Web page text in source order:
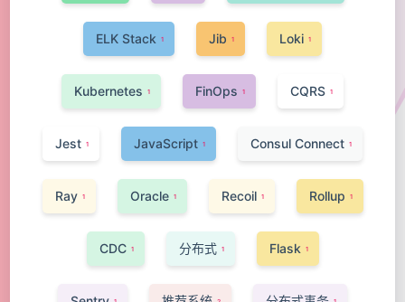
ELK Stack 1 Jib 1 Loki 1
Kubernetes 1 FinOps 1 CQRS 1
Jest 1 JavaScript 1 Consul Connect 1
Ray 1 Oracle 1 Recoil 1 Rollup 1
CDC 1 分布式 1 Flask 1